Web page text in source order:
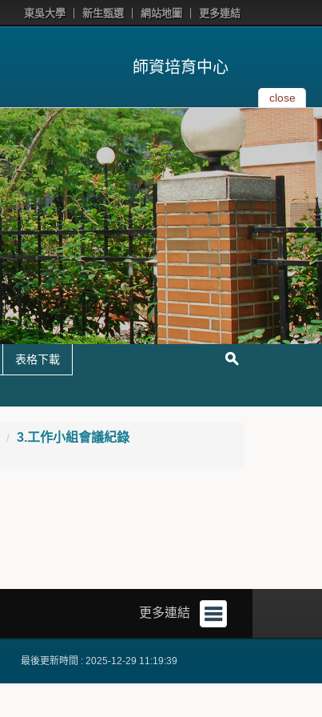
東吳大學 新生甄選 網站地圖 更多連結
師資培育中心
close
表格下載
3.工作小組會議紀錄
更多連結
最後更新時間 : 2025-12-29 11:19:39